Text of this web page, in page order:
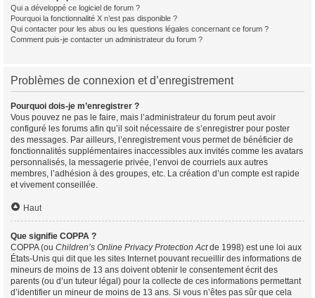
Qui a développé ce logiciel de forum ?
Pourquoi la fonctionnalité X n’est pas disponible ?
Qui contacter pour les abus ou les questions légales concernant ce forum ?
Comment puis-je contacter un administrateur du forum ?
Problèmes de connexion et d’enregistrement
Pourquoi dois-je m’enregistrer ?
Vous pouvez ne pas le faire, mais l’administrateur du forum peut avoir
configuré les forums afin qu’il soit nécessaire de s’enregistrer pour poster
des messages. Par ailleurs, l’enregistrement vous permet de bénéficier de
fonctionnalités supplémentaires inaccessibles aux invités comme les avatars
personnalisés, la messagerie privée, l’envoi de courriels aux autres
membres, l’adhésion à des groupes, etc. La création d’un compte est rapide
et vivement conseillée.
Haut
Que signifie COPPA ?
COPPA (ou Children’s Online Privacy Protection Actde 1998) est une loi aux
États-Unis qui dit que les sites Internet pouvant recueillir des informations de
mineurs de moins de 13 ans doivent obtenir le consentement écrit des
parents (ou d’un tuteur légal) pour la collecte de ces informations permettant
d’identifier un mineur de moins de 13 ans. Si vous n’êtes pas sûr que cela